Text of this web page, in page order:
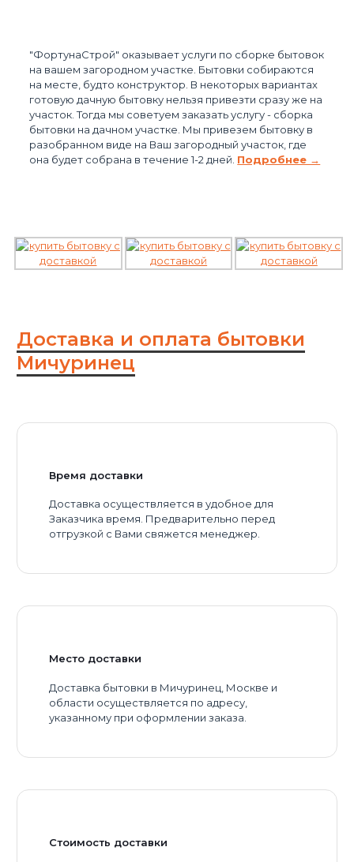
"ФортунаСтрой" оказывает услуги по сборке бытовок
на вашем загородном участке. Бытовки собираются
на месте, будто конструктор. В некоторых вариантах
готовую дачную бытовку нельзя привезти сразу же на
участок. Тогда мы советуем заказать услугу - сборка
бытовки на дачном участке. Мы привезем бытовку в
разобранном виде на Ваш загородный участок, где
она будет собрана в течение 1-2 дней. Подробнее →
Доставка и оплата бытовки
Мичуринец
Время доставки
Доставка осуществляется в удобное для
Заказчика время. Предварительно перед
отгрузкой с Вами свяжется менеджер.
Место доставки
Доставка бытовки в Мичуринец, Москве и
области осуществляется по адресу,
указанному при оформлении заказа.
Стоимость доставки